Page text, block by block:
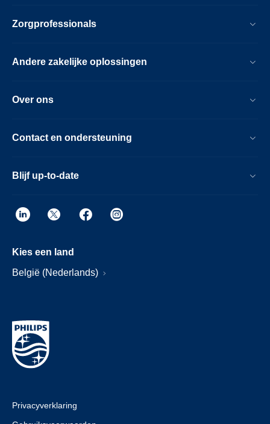
Zorgprofessionals
Andere zakelijke oplossingen
Over ons
Contact en ondersteuning
Blijf up-to-date
Kies een land
België (Nederlands)
Privacyverklaring